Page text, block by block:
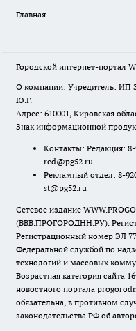
Главная
Городской интернет-портал
О компании: Учредитель: ИП
Ю.Г.
Адрес: 610001, Кировская
Знак информационной
Контакты: Редакция:
red@pg52.ru
Рекламный отдел: 8-
st@pg52.ru
Сетевое издание
(ВВВ.ПРОГОРОДНН.РУ).
Регистрационный номер ЭЛ
Федеральной службой по
технологий и массовых
Возрастная категория сайта
новостного портала
обязательна, в противном
законодательства РФ об